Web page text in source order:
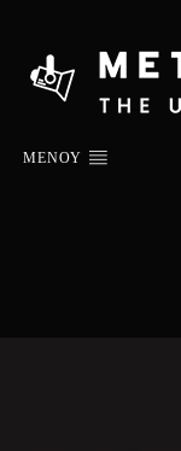
ΜΕΝΟΥ